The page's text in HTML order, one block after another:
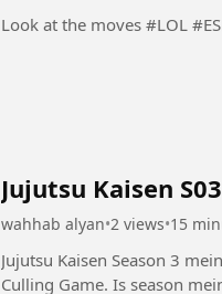
Look at the
Jujutsu Kaisen
wahhab alyan•2 views•15
Jujutsu Kaisen Season 3
Culling Game. Is season